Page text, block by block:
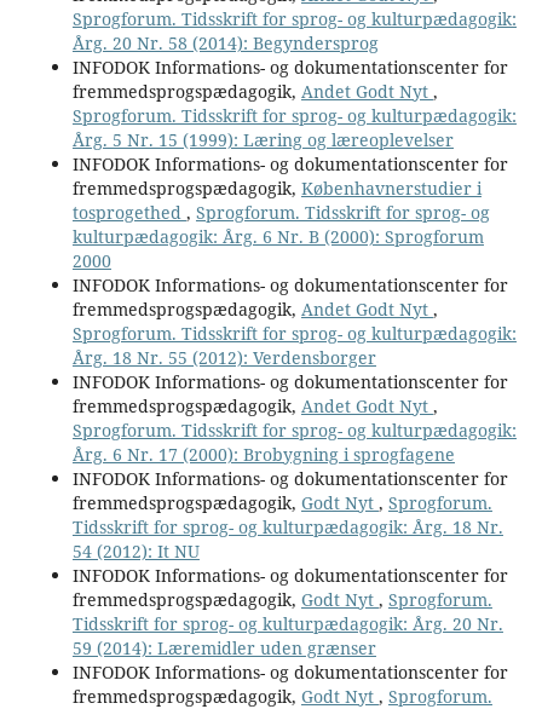
Sprogforum. Tidsskrift for sprog- og kulturpædagogik:
Årg. 20 Nr. 58 (2014): Begyndersprog
INFODOK Informations- og dokumentationscenter for
fremmedsprogspædagogik, Andet Godt Nyt ,
Sprogforum. Tidsskrift for sprog- og kulturpædagogik:
Årg. 5 Nr. 15 (1999): Læring og læreoplevelser
INFODOK Informations- og dokumentationscenter for
fremmedsprogspædagogik, Københavnerstudier i
tosprogethed , Sprogforum. Tidsskrift for sprog- og
kulturpædagogik: Årg. 6 Nr. B (2000): Sprogforum
2000
INFODOK Informations- og dokumentationscenter for
fremmedsprogspædagogik, Andet Godt Nyt ,
Sprogforum. Tidsskrift for sprog- og kulturpædagogik:
Årg. 18 Nr. 55 (2012): Verdensborger
INFODOK Informations- og dokumentationscenter for
fremmedsprogspædagogik, Andet Godt Nyt ,
Sprogforum. Tidsskrift for sprog- og kulturpædagogik:
Årg. 6 Nr. 17 (2000): Brobygning i sprogfagene
INFODOK Informations- og dokumentationscenter for
fremmedsprogspædagogik, Godt Nyt , Sprogforum.
Tidsskrift for sprog- og kulturpædagogik: Årg. 18 Nr.
54 (2012): It NU
INFODOK Informations- og dokumentationscenter for
fremmedsprogspædagogik, Godt Nyt , Sprogforum.
Tidsskrift for sprog- og kulturpædagogik: Årg. 20 Nr.
59 (2014): Læremidler uden grænser
INFODOK Informations- og dokumentationscenter for
fremmedsprogspædagogik, Godt Nyt , Sprogforum.